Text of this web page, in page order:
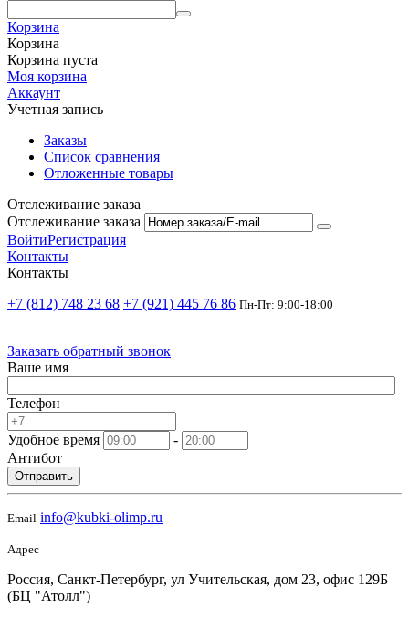
Корзина
Корзина
Корзина пуста
Моя корзина
Аккаунт
Учетная запись
Заказы
Список сравнения
Отложенные товары
Отслеживание заказа
Отслеживание заказа
ВойтиРегистрация
Контакты
Контакты
+7 (812) 748 23 68 +7 (921) 445 76 86 Пн-Пт: 9:00-18:00
Заказать обратный звонок
Ваше имя
Телефон
Удобное время
-
Антибот
Отправить
Email info@kubki-olimp.ru
Адрес
Россия, Санкт-Петербург, ул Учительская, дом 23, офис 129Б
(БЦ "Атолл")